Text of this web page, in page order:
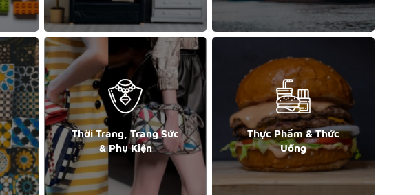
Thời Trang, Trang Sức
& Phụ Kiện
Thực Phẩm & Thức
Uống